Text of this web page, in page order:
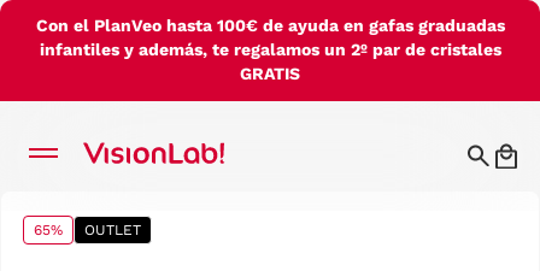
Con el PlanVeo hasta 100€ de ayuda en gafas graduadas
infantiles y además, te regalamos un 2º par de cristales
GRATIS
65% OUTLET